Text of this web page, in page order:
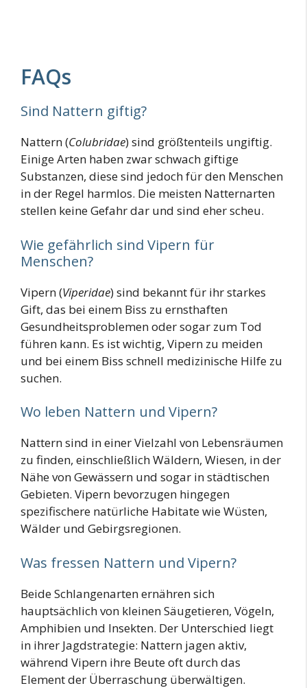
FAQs
Sind Nattern giftig?
Nattern (Colubridae) sind größtenteils ungiftig.
Einige Arten haben zwar schwach giftige
Substanzen, diese sind jedoch für den Menschen
in der Regel harmlos. Die meisten Natternarten
stellen keine Gefahr dar und sind eher scheu.
Wie gefährlich sind Vipern für
Menschen?
Vipern (Viperidae) sind bekannt für ihr starkes
Gift, das bei einem Biss zu ernsthaften
Gesundheitsproblemen oder sogar zum Tod
führen kann. Es ist wichtig, Vipern zu meiden
und bei einem Biss schnell medizinische Hilfe zu
suchen.
Wo leben Nattern und Vipern?
Nattern sind in einer Vielzahl von Lebensräumen
zu finden, einschließlich Wäldern, Wiesen, in der
Nähe von Gewässern und sogar in städtischen
Gebieten. Vipern bevorzugen hingegen
spezifischere natürliche Habitate wie Wüsten,
Wälder und Gebirgsregionen.
Was fressen Nattern und Vipern?
Beide Schlangenarten ernähren sich
hauptsächlich von kleinen Säugetieren, Vögeln,
Amphibien und Insekten. Der Unterschied liegt
in ihrer Jagdstrategie: Nattern jagen aktiv,
während Vipern ihre Beute oft durch das
Element der Überraschung überwältigen.